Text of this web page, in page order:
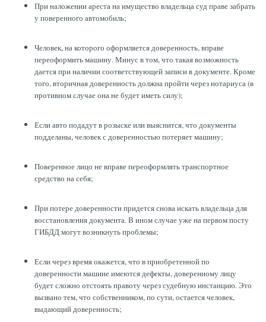
При наложении ареста на имущество владельца суд праве забрать
у поверенного автомобиль;
Человек, на которого оформляется доверенность, вправе
переоформить машину. Минус в том, что такая возможность
дается при наличии соответствующей записи в документе. Кроме
того, вторичная доверенность должна пройти через нотариуса (в
противном случае она не будет иметь силу);
Если авто подадут в розыске или выяснится, что документы
подделаны, человек с доверенностью потеряет машину;
Поверенное лицо не вправе переоформлять транспортное
средство на себя;
При потере доверенности придется снова искать владельца для
восстановления документа. В ином случае уже на первом посту
ГИБДД могут возникнуть проблемы;
Если через время окажется, что в приобретенной по
доверенности машине имеются дефекты, доверенному лицу
будет сложно отстоять правоту через судебную инстанцию. Это
вызвано тем, что собственником, по сути, остается человек,
выдающий доверенность;